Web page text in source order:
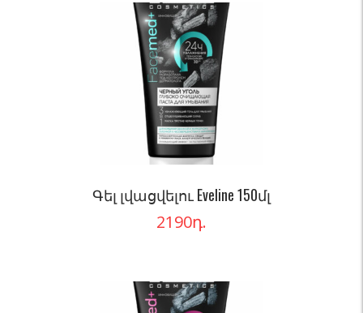
Գել լվացվելու Eveline 150մլ
2190դ.